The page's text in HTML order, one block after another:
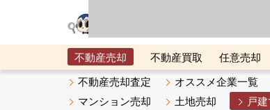
不動産売却 不動産買取 任意売却
メタ住宅展示場
ベスト不動産カンパニ
不動産売却査定 オススメ企業一覧
マンション売却
土地売却 戸